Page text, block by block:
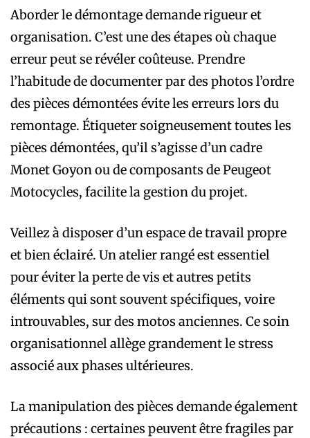
Aborder le démontage demande rigueur et
organisation. C’est une des étapes où chaque
erreur peut se révéler coûteuse. Prendre
l’habitude de documenter par des photos l’ordre
des pièces démontées évite les erreurs lors du
remontage. Étiqueter soigneusement toutes les
pièces démontées, qu’il s’agisse d’un cadre
Monet Goyon ou de composants de Peugeot
Motocycles, facilite la gestion du projet.
Veillez à disposer d’un espace de travail propre
et bien éclairé. Un atelier rangé est essentiel
pour éviter la perte de vis et autres petits
éléments qui sont souvent spécifiques, voire
introuvables, sur des motos anciennes. Ce soin
organisationnel allège grandement le stress
associé aux phases ultérieures.
La manipulation des pièces demande également
précautions : certaines peuvent être fragiles par